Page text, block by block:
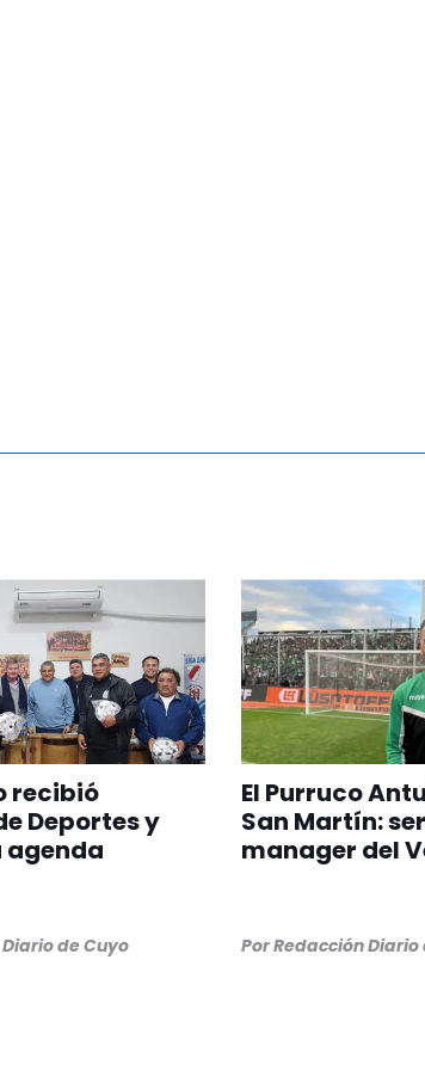
recibió
Deportes y
agenda
de Cuyo
El Purruco
San Martín:
manager del
PorRedacción Diario